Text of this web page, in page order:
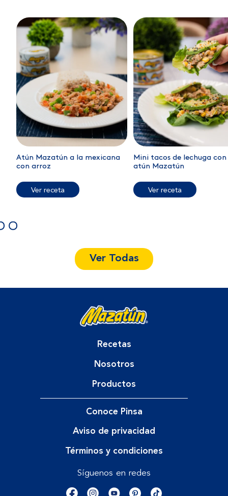
Atún Mazatún a la mexicana
con arroz
Ver receta
Mini tacos de lechuga con
atún Mazatún
Ver receta
Ver Todas
Recetas
Nosotros
Productos
Conoce Pinsa
Aviso de privacidad
Términos y condiciones
Síguenos en redes